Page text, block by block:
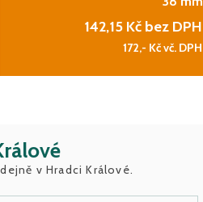
142,15Kč bez DPH
172,- Kč vč. DPH
v Hradci Králové.